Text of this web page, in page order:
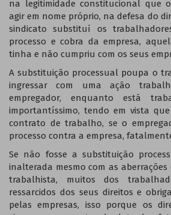
na legitimidade constitucional que
agir em nome próprio, na defesa do
sindicato substituí os
processo e cobra da empresa,
tinha e não cumpriu com os seus
A substituição processual poupa o
ingressar com uma ação
empregador, enquanto está
importantíssimo, tendo em vista
contrato de trabalho, se o
processo contra a empresa,
Se não fosse a substituição
inalterada mesmo com as
trabalhista, muitos dos
ressarcidos dos seus direitos e
pelas empresas, isso porque os